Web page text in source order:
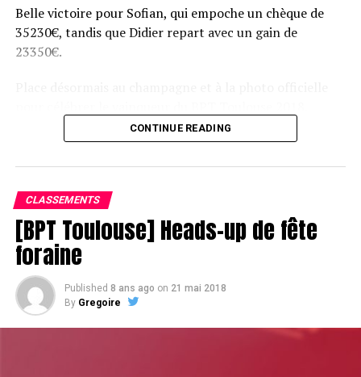
Belle victoire pour Sofian, qui empoche un chèque de
35230€, tandis que Didier repart avec un gain de
23350€.
CONTINUE READING
CLASSEMENTS
[BPT Toulouse] Heads-up de fête
foraine
Published 8 ans ago on 21 mai 2018
By Gregoire